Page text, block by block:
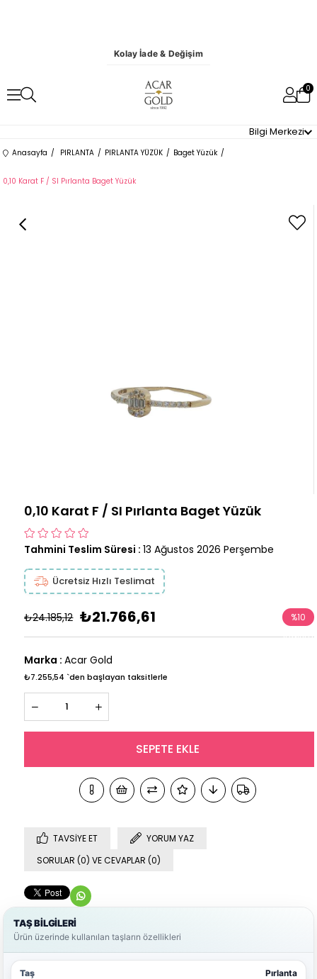
Kolay İade & Değişim
0
Bilgi Merkezi
Anasayfa PIRLANTA PIRLANTA YÜZÜK Baget Yüzük
0,10 Karat F / SI Pırlanta Baget Yüzük
0,10 Karat F / SI Pırlanta Baget Yüzük
Tahmini Teslim Süresi : 13 Ağustos 2026 Perşembe
Ücretsiz Hızlı Teslimat
₺24.185,12 ₺21.766,61 %10
İndirim
Marka : Acar Gold
₺7.255,54 `den başlayan taksitlerle
TAVSIYE ET
YORUM YAZ
SORULAR (0) VE CEVAPLAR (0)
TAŞ BİLGİLERİ
Ürün üzerinde kullanılan taşların özellikleri
Pırlanta